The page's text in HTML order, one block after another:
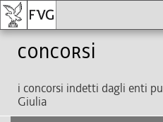
Concorsi
i concorsi indetti dagli enti
Giulia